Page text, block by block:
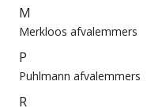
M
Merkloos afvalemmers
P
Puhlmann afvalemmers
R